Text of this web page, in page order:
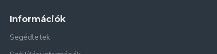
Információk
Segédletek